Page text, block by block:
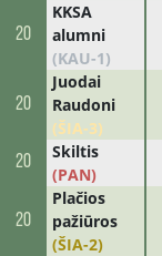
20
KKSA
alumni
(KAU-1)
20
Juodai
Raudoni
(ŠIA-3)
20
Skiltis
(PAN)
20
Plačios
pažiūros
(ŠIA-2)